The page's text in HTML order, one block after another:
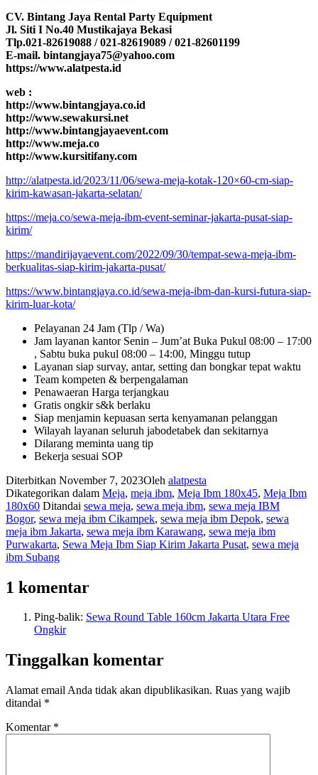
CV. Bintang Jaya Rental Party Equipment
Jl. Siti I No.40 Mustikajaya Bekasi
Tlp.021-82619088 / 021-82619089 / 021-82601199
E-mail. bintangjaya75@yahoo.com
https://www.alatpesta.id
web :
http://www.bintangjaya.co.id
http://www.sewakursi.net
http://www.bintangjayaevent.com
http://www.meja.co
http://www.kursitifany.com
http://alatpesta.id/2023/11/06/sewa-meja-kotak-120×60-cm-siap-
kirim-kawasan-jakarta-selatan/
https://meja.co/sewa-meja-ibm-event-seminar-jakarta-pusat-siap-
kirim/
https://mandirijayaevent.com/2022/09/30/tempat-sewa-meja-ibm-
berkualitas-siap-kirim-jakarta-pusat/
https://www.bintangjaya.co.id/sewa-meja-ibm-dan-kursi-futura-siap-
kirim-luar-kota/
Pelayanan 24 Jam (Tlp / Wa)
Jam layanan kantor Senin – Jum’at Buka Pukul 08:00 – 17:00
, Sabtu buka pukul 08:00 – 14:00, Minggu tutup
Layanan siap survay, antar, setting dan bongkar tepat waktu
Team kompeten & berpengalaman
Penawaeran Harga terjangkau
Gratis ongkir s&k berlaku
Siap menjamin kepuasan serta kenyamanan pelanggan
Wilayah layanan seluruh jabodetabek dan sekitarnya
Dilarang meminta uang tip
Bekerja sesuai SOP
Diterbitkan November 7, 2023Oleh alatpesta
Dikategorikan dalam Meja, meja ibm, Meja Ibm 180x45, Meja Ibm
180x60 Ditandai sewa meja, sewa meja ibm, sewa meja IBM
Bogor, sewa meja ibm Cikampek, sewa meja ibm Depok, sewa
meja ibm Jakarta, sewa meja ibm Karawang, sewa meja ibm
Purwakarta, Sewa Meja Ibm Siap Kirim Jakarta Pusat, sewa meja
ibm Subang
1 komentar
Ping-balik: Sewa Round Table 160cm Jakarta Utara Free
Ongkir
Tinggalkan komentar
Alamat email Anda tidak akan dipublikasikan. Ruas yang wajib
ditandai *
Komentar *